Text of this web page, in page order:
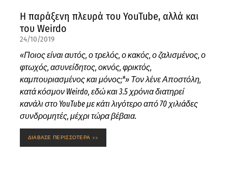
Η παράξενη πλευρά του YouTube, αλλά και
του Weirdo
24/10/2019
«Ποιος είναι αυτός, ο τρελός, ο κακός, ο ζαλισμένος, ο
φτωχός, ασυνείδητος, οκνός, φρικτός,
καμπουριασμένος και μόνος;*» Τον λένε Αποστόλη,
κατά κόσμον Weirdo, εδώ και 3.5 χρόνια διατηρεί
κανάλι στο YouTube με κάτι λιγότερο από 70 χιλιάδες
συνδρομητές, μέχρι τώρα βέβαια.
ΔΙΑΒΑΣΕ ΠΕΡΙΣΣΟΤΕΡΑ >>